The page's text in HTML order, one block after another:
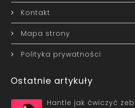
Kontakt
Mapa strony
Polityka prywatności
Ostatnie artykuły
Hantle jak ćwiczyć